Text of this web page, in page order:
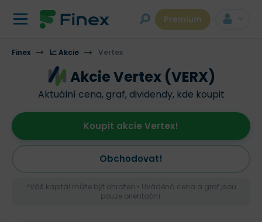
Premium
Finex 📈 Akcie Vertex
Akcie Vertex (VERX)
Aktuální cena, graf, dividendy, kde koupit
Obchodovat!
Koupit akcie Vertex!
*Váš kapitál může být ohrožen • Uváděná cena a graf jsou
pouze orientační.